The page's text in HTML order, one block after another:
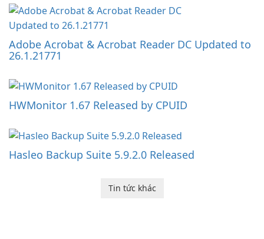
Adobe Acrobat & Acrobat Reader DC Updated to
26.1.21771
HWMonitor 1.67 Released by CPUID
Hasleo Backup Suite 5.9.2.0 Released
Tin tức khác